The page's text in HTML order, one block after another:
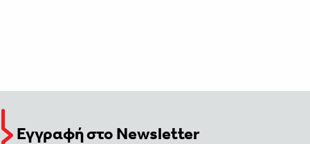
Εγγραφή στο Newsletter